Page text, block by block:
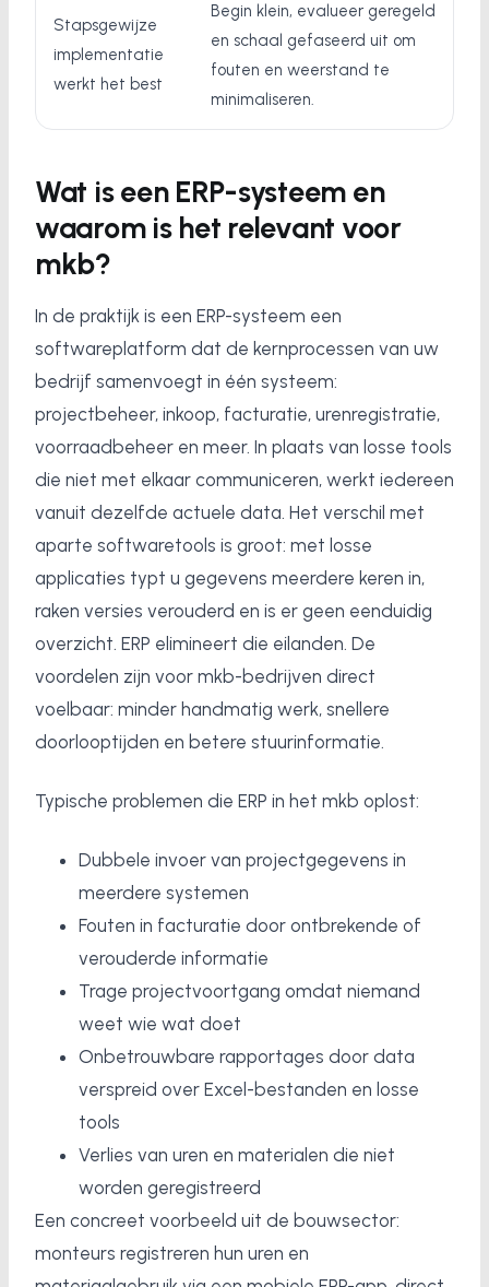
Stapsgewijze
implementatie
werkt het best
Begin klein, evalueer geregeld
en schaal gefaseerd uit om
fouten en weerstand te
minimaliseren.
Wat is een ERP-systeem en
waarom is het relevant voor
mkb?
In de praktijk is een ERP-systeem een
softwareplatform dat de kernprocessen van uw
bedrijf samenvoegt in één systeem:
projectbeheer, inkoop, facturatie, urenregistratie,
voorraadbeheer en meer. In plaats van losse tools
die niet met elkaar communiceren, werkt iedereen
vanuit dezelfde actuele data. Het verschil met
aparte softwaretools is groot: met losse
applicaties typt u gegevens meerdere keren in,
raken versies verouderd en is er geen eenduidig
overzicht. ERP elimineert die eilanden. De
voordelen zijn voor mkb-bedrijven direct
voelbaar: minder handmatig werk, snellere
doorlooptijden en betere stuurinformatie.
Typische problemen die ERP in het mkb oplost:
Dubbele invoer van projectgegevens in
meerdere systemen
Fouten in facturatie door ontbrekende of
verouderde informatie
Trage projectvoortgang omdat niemand
weet wie wat doet
Onbetrouwbare rapportages door data
verspreid over Excel-bestanden en losse
tools
Verlies van uren en materialen die niet
worden geregistreerd
Een concreet voorbeeld uit de bouwsector:
monteurs registreren hun uren en